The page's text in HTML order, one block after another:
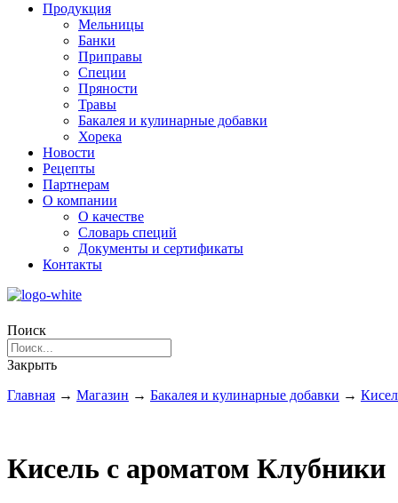
Продукция
Мельницы
Банки
Приправы
Специи
Пряности
Травы
Бакалея и кулинарные добавки
Хорека
Новости
Рецепты
Партнерам
О компании
О качестве
Словарь специй
Документы и сертификаты
Контакты
Поиск
Закрыть
Главная → Магазин → Бакалея и кулинарные добавки →
Кисель с ароматом Клубники